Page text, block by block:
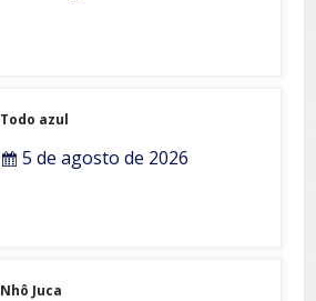
Todo azul
5 de agosto de 2026
Nhô Juca